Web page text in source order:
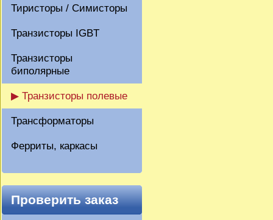
Тиристоры / Симисторы
Транзисторы IGBT
Транзисторы
биполярные
▶ Транзисторы полевые
Трансформаторы
Ферриты, каркасы
Проверить заказ